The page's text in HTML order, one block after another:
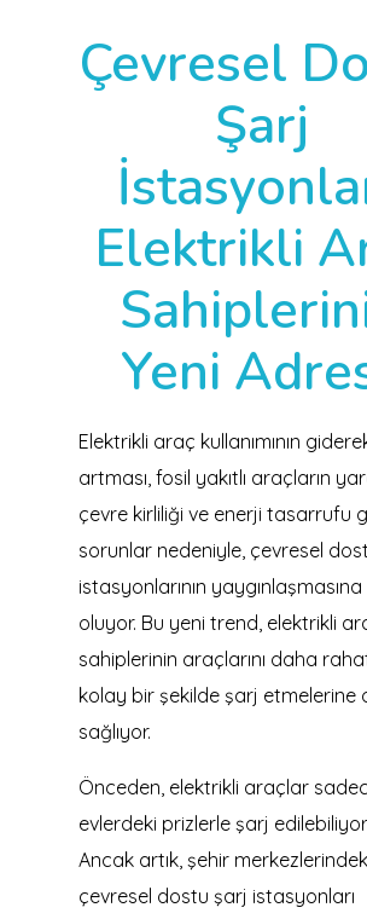
Çevresel
Şarj
Elektrikli
Yeni
Elektrikli araç kullanımının
artması, fosil yakıtlı araçların
çevre kirliliği ve enerji tasarrufu
sorunlar nedeniyle, çevresel
istasyonlarının
oluyor. Bu yeni trend, elektrikli
sahiplerinin araçlarını daha
kolay bir şekilde şarj etmelerine
sağlıyor.
Önceden, elektrikli araçlar
evlerdeki prizlerle şarj
Ancak artık, şehir
çevresel dostu şarj istasyonları